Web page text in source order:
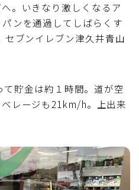
。いきなり激しくなるア
ンを通過してしばらくす
セブンイレブン津久井青山
貯金は約１時間。道が空
レージも21km/h。上出来